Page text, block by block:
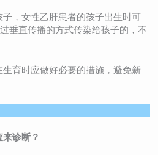
，女性乙肝患者的孩子出生时可
垂直传播的方式传染给孩子的，不
育时应做好必要的措施，避免新
诊断？